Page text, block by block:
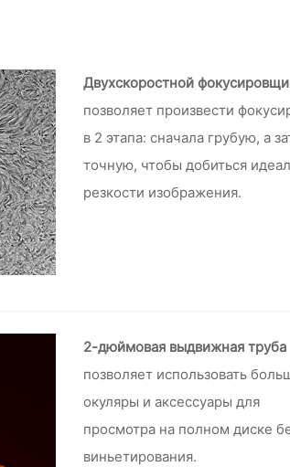
Двухскоростной
позволяет произвести
в 2 этапа: сначала грубую, а
точную, чтобы добиться
резкости изображения.
2-дюймовая выдвижная труба
позволяет использовать
окуляры и аксессуары для
просмотра на полном диске
виньетирования.